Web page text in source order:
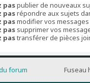
paspublier de nouveaux
pasrépondre aux sujets
pasmodifier vos
pas supprimer vos
pastransférer de pièces
Fuseau
forum